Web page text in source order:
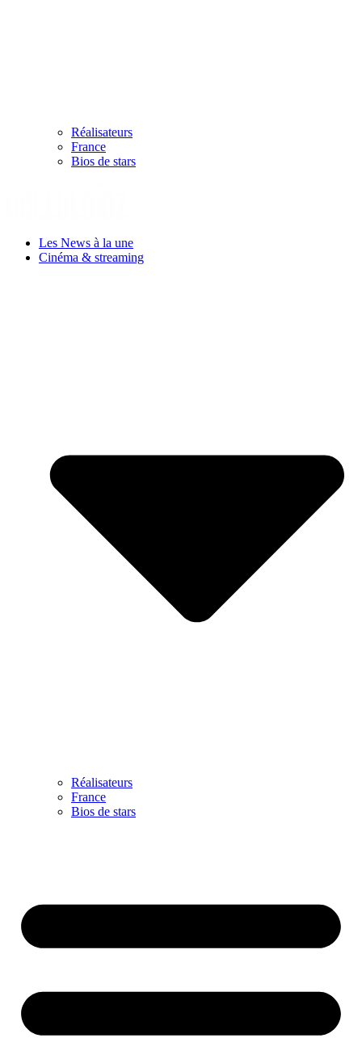
Réalisateurs
France
Bios de stars
Les News à la une
Cinéma & streaming
Réalisateurs
France
Bios de stars